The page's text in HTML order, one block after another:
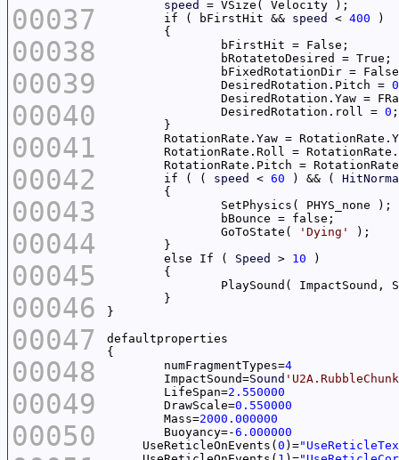
00037
00038
00039
00040
00041
00042
00043
00044
00045
00046
00047
00048
00049
00050
speed
	if ( bFirstHit &&
speed < 400
		DesiredRotation.Pitch =
0
DesiredRotation.Yaw =
		DesiredRotation.roll =
0
RotationRate.Yaw =
RotationRate.Roll =
RotationRate.Pitch =
	if ( (
speed < 60 ) && (
		GoToState(
'Dying'
	else If (
Speed > 10
	numFragmentTypes=
4
	ImpactSound=
Sound
	LifeSpan=
2.550000
	DrawScale=
0.550000
	Mass=
2000.000000
	Buoyancy=-
6.000000
     UseReticleOnEvents(
0 )=